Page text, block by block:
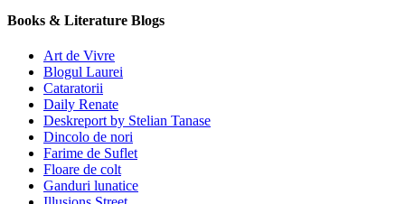
Books & Literature Blogs
Art de Vivre
Blogul Laurei
Cataratorii
Daily Renate
Deskreport by Stelian Tanase
Dincolo de nori
Farime de Suflet
Floare de colt
Ganduri lunatice